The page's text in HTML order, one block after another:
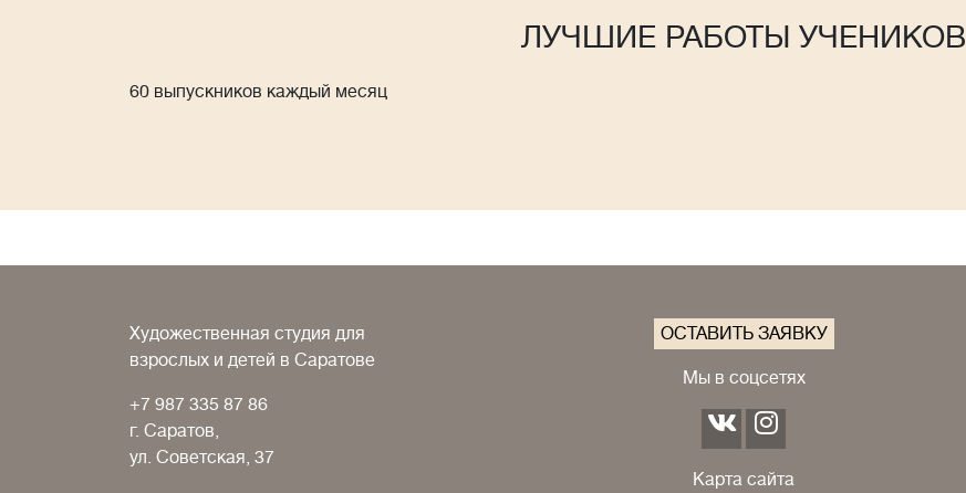
ЛУЧШИЕ РАБОТЫ УЧЕНИКОВ
60 выпускников каждый месяц
Художественная студия для
взрослых и детей в Саратове
+7 987 335 87 86
г. Саратов,
ул. Советская, 37
ОСТАВИТЬ ЗАЯВКУ
Мы в соцсетях
Карта сайта